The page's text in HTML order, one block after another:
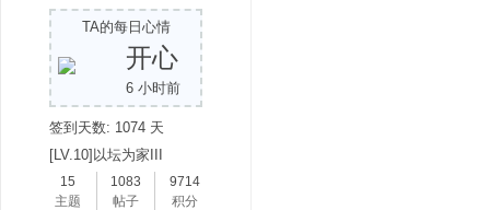
TA的每日心情
开心
6 小时前
签到天数: 1074 天
[LV.10]以坛为家III
15
主题
1083
帖子
9714
积分